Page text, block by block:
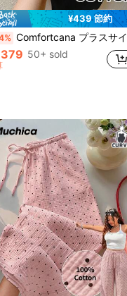
¥439 節約
Comfortcana プラスサイズ ウィメンズ ブラック カジュアル ドローストリング ウエスト ルーズパンツ
50+ sold